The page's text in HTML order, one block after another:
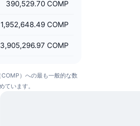
390,529.70 COMP
1,952,648.49 COMP
3,905,296.97 COMP
）への最も一般的な数
ています。